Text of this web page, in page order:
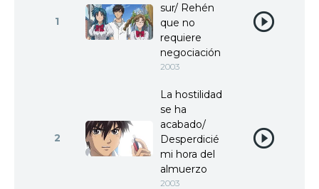
1
sur/ Rehén
que no
requiere
negociación
2003
2
La hostilidad
se ha
acabado/
Desperdicié
mi hora del
almuerzo
2003